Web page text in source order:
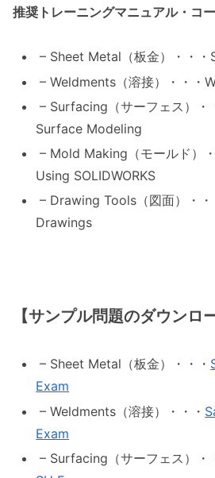
推奨トレーニングマニュアル・コ
– Sheet Metal（板金）・・
– Weldments（溶接）・・・
– Surfacing（サーフェス）・
Surface Modeling
– Mold Making（モールド）
Using SOLIDWORKS
– Drawing Tools（図面）・・
Drawings
【サンプル問題のダウンロ
– Sheet Metal（板金）・・・
Exam
– Weldments（溶接）・・・
Exam
– Surfacing（サーフェス）・